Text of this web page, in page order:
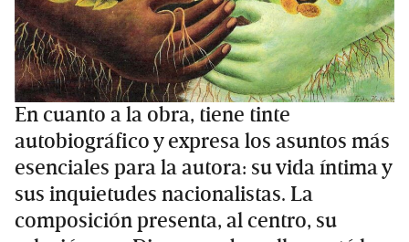
En cuanto a la obra, tiene tinte
autobiográfico y expresa los asuntos más
esenciales para la autora: su vida íntima y
sus inquietudes nacionalistas. La
composición presenta, al centro, su